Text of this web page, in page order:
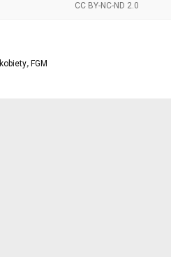
CC BY-NC-ND 2.0
kobiety, FGM